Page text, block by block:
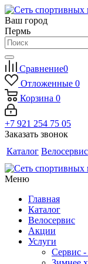
Ваш город
Пермь
Сравнение0
Отложенные 0
Корзина 0
+7 921 254 75 05
Заказать звонок
Каталог Велосервис
Меню
Главная
Каталог
Велосервис
Акции
Услуги
Сервис -